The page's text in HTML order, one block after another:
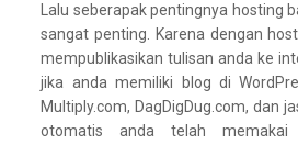
Lalu seberapak pentingnya hosting
sangat penting. Karena dengan
mempublikasikan tulisan anda ke
jika anda memiliki blog di
Multiply.com, DagDigDug.com, dan
otomatis anda telah